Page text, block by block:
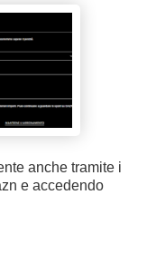
anche tramite i
e accedendo